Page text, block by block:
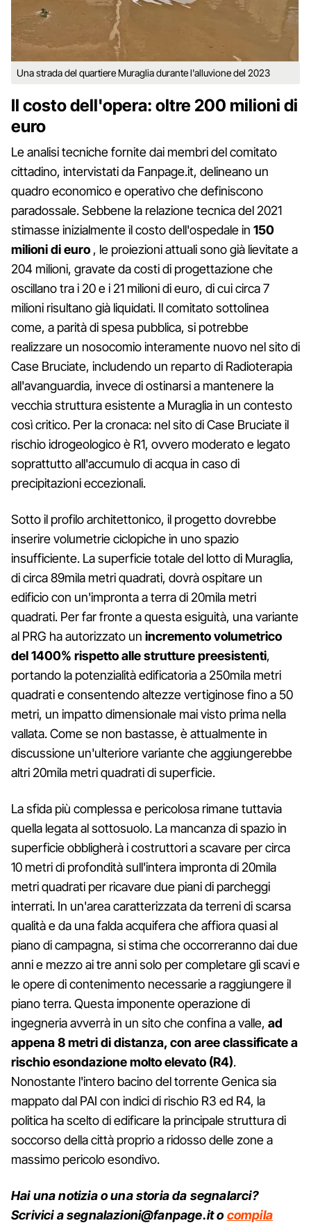
Una strada del quartiere Muraglia durante l'alluvione del 2023
Il costo dell'opera: oltre 200 milioni di
euro
Le analisi tecniche fornite dai membri del comitato
cittadino, intervistati da Fanpage.it, delineano un
quadro economico e operativo che definiscono
paradossale. Sebbene la relazione tecnica del 2021
stimasse inizialmente il costo dell'ospedale in 150
milioni di euro , le proiezioni attuali sono già lievitate a
204 milioni, gravate da costi di progettazione che
oscillano tra i 20 e i 21 milioni di euro, di cui circa 7
milioni risultano già liquidati. Il comitato sottolinea
come, a parità di spesa pubblica, si potrebbe
realizzare un nosocomio interamente nuovo nel sito di
Case Bruciate, includendo un reparto di Radioterapia
all'avanguardia, invece di ostinarsi a mantenere la
vecchia struttura esistente a Muraglia in un contesto
così critico. Per la cronaca: nel sito di Case Bruciate il
rischio idrogeologico è R1, ovvero moderato e legato
soprattutto all'accumulo di acqua in caso di
precipitazioni eccezionali.
Sotto il profilo architettonico, il progetto dovrebbe
inserire volumetrie ciclopiche in uno spazio
insufficiente. La superficie totale del lotto di Muraglia,
di circa 89mila metri quadrati, dovrà ospitare un
edificio con un'impronta a terra di 20mila metri
quadrati. Per far fronte a questa esiguità, una variante
al PRG ha autorizzato un incremento volumetrico
del 1400% rispetto alle strutture preesistenti,
portando la potenzialità edificatoria a 250mila metri
quadrati e consentendo altezze vertiginose fino a 50
metri, un impatto dimensionale mai visto prima nella
vallata. Come se non bastasse, è attualmente in
discussione un'ulteriore variante che aggiungerebbe
altri 20mila metri quadrati di superficie.
La sfida più complessa e pericolosa rimane tuttavia
quella legata al sottosuolo. La mancanza di spazio in
superficie obbligherà i costruttori a scavare per circa
10 metri di profondità sull'intera impronta di 20mila
metri quadrati per ricavare due piani di parcheggi
interrati. In un'area caratterizzata da terreni di scarsa
qualità e da una falda acquifera che affiora quasi al
piano di campagna, si stima che occorreranno dai due
anni e mezzo ai tre anni solo per completare gli scavi e
le opere di contenimento necessarie a raggiungere il
piano terra. Questa imponente operazione di
ingegneria avverrà in un sito che confina a valle, ad
appena 8 metri di distanza, con aree classificate a
rischio esondazione molto elevato (R4).
Nonostante l'intero bacino del torrente Genica sia
mappato dal PAI con indici di rischio R3 ed R4, la
politica ha scelto di edificare la principale struttura di
soccorso della città proprio a ridosso delle zone a
massimo pericolo esondivo.
Hai una notizia o una storia da segnalarci?
Scrivici a segnalazioni@fanpage.it o compila